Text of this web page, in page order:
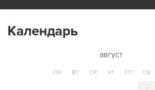
Календарь
август
ПН ВТ СР ЧТ ПТ СБ